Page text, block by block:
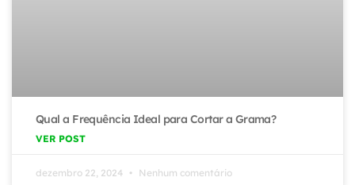
Qual a Frequência Ideal para Cortar a Grama?
VER POST
dezembro 22, 2024 Nenhum comentário